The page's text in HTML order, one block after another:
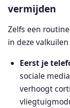
vermijden
Zelfs een
in deze
Eerst je
sociale
verhoogt